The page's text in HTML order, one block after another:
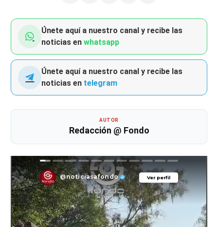
Únete aquí a nuestro canal y recibe las
noticias enwhatsapp
Únete aquí a nuestro canal y recibe las
noticias en telegram
AUTOR
Redacción @ Fondo
Ver perfil
@noticiasafondo Ver perfil